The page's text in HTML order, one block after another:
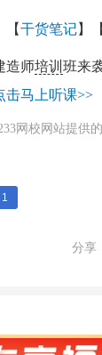
【干货笔记】【
造师培训 班来
击马上听课>>
网校网站提供
1
分享